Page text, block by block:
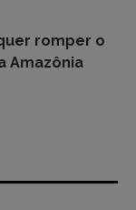
romper o
Amazônia